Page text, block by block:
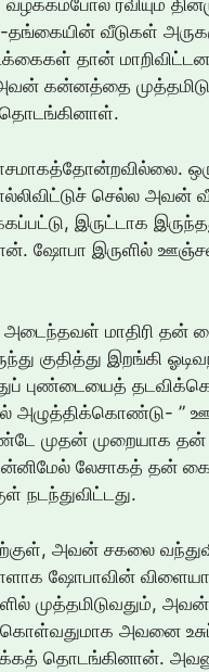
ரவியும்
வீடுகள்
தான் மாறிவிட்டன.
அவன் கன்னத்தை
தொடங்கினாள்.
செல்ல அவன்
இருட்டாக
ஷோபா இருளில்
மாதிரி தன்
குதித்து இறங்கி
புண்டையைத்
”
முதன் முறையாக தன்
லேசாகத் தன்
நடந்துவிட்டது.
அவன் சகலை
ஷோபாவின்
முத்தமிடுவதும்,
அவனை
தொடங்கினான்.